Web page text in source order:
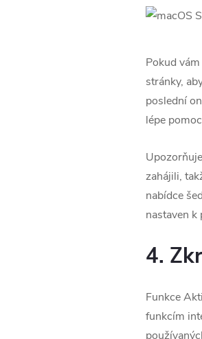
Pokud
stránky,
poslední
lépe
zahájili,
nabídce
nastaven k
4.
Funkce
funkcím